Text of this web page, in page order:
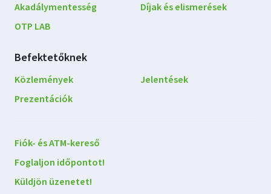
Akadálymentesség
OTP LAB
Díjak és elismerések
Befektetőknek
Közlemények
Jelentések
Prezentációk
Lépjen
kapcsolatba
velünk
Fiók- és ATM-kereső
Foglaljon időpontot!
Küldjön üzenetet!